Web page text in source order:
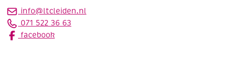
info@ltcleiden.nl
071 522 36 63
facebook